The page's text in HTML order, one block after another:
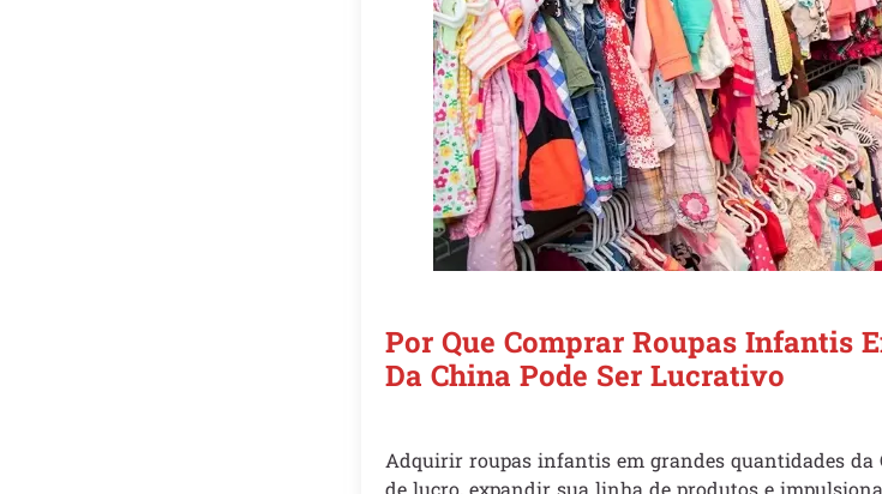
Por Que Comprar Roupas Infantis
Da China Pode Ser Lucrativo
Adquirir roupas infantis em grandes quantidades da
de lucro, expandir sua linha de produtos e